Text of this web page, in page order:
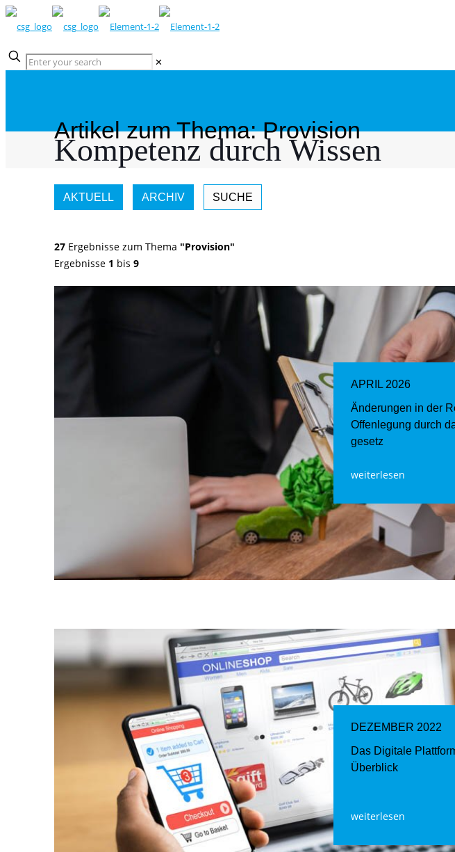
✕
Kompetenz durch Wissen
Artikel zum Thema: Provision
AKTUELL ARCHIV SUCHE
27 Ergebnisse zum Thema "Provision"
Ergebnisse 1 bis 9
APRIL 2026
Änderungen in der
Offenlegung durch
gesetz
weiterlesen
DEZEMBER 2022
Das Digitale
Überblick
weiterlesen